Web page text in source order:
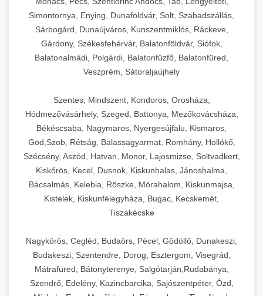
Simontornya, Enying, Dunaföldvár, Solt, Szabadszállás,
Sárbogárd, Dunaújváros, Kunszentmiklós, Ráckeve,
Gárdony, Székesfehérvár, Balatonföldvár, Siófok,
Balatonalmádi, Polgárdi, Balatonfűzfő, Balatonfüred,
Veszprém, Sátoraljaújhely
Szentes, Mindszent, Kondoros, Orosháza,
Hódmezővásárhely, Szeged, Battonya, Mezőkovácsháza,
Békéscsaba, Nagymaros, Nyergesújfalu, Kismaros,
Göd,Szob, Rétság, Balassagyarmat, Romhány, Hollókő,
Szécsény, Aszód, Hatvan, Monor, Lajosmizse, Soltvadkert,
Kiskőrös, Kecel, Dusnok, Kiskunhalas, Jánoshalma,
Bácsalmás, Kelebia, Röszke, Mórahalom, Kiskunmajsa,
Kistelek, Kiskunfélegyháza, Bugac, Kecskemét,
Tiszakécske
Nagykörös, Cegléd, Budaörs, Pécel, Gödöllő, Dunakeszi,
Budakeszi, Szentendre, Dorog, Esztergom, Visegrád,
Mátrafüred, Bátonyterenye, Salgótarján,Rudabánya,
Szendrő, Edelény, Kazincbarcika, Sajószentpéter, Ózd,